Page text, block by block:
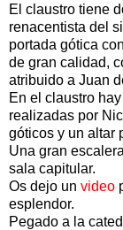
El claustro tiene
renacentista del
portada gótica
de gran calidad,
atribuido a Juan
En el claustro
realizadas por
góticos y un altar
Una gran
sala capitular.
Os dejo un video
esplendor.
Pegado a la